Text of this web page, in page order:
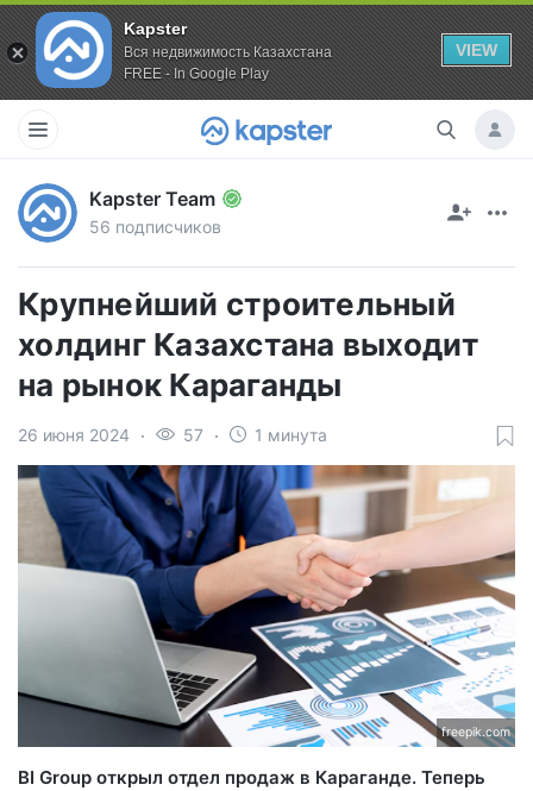
Kapster
Вся недвижимость Казахстана
FREE - In Google Play
VIEW
Kapster Team
56 подписчиков
Крупнейший строительный
холдинг Казахстана выходит
на рынок Караганды
26 июня 2024 57 1 минута
freepik.com
BI Group открыл отдел продаж в Караганде. Теперь